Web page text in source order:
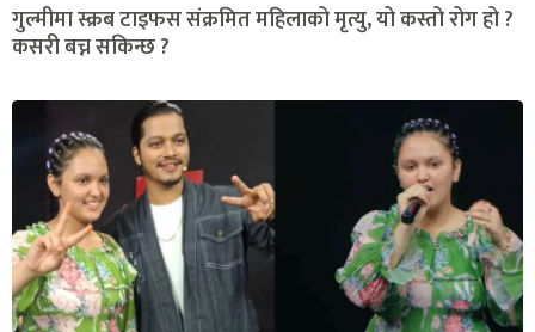
गुल्मीमा स्क्रब टाइफस संक्रमित महिलाको मृत्यु, यो कस्तो रोग हो ?
कसरी बच्न सकिन्छ ?